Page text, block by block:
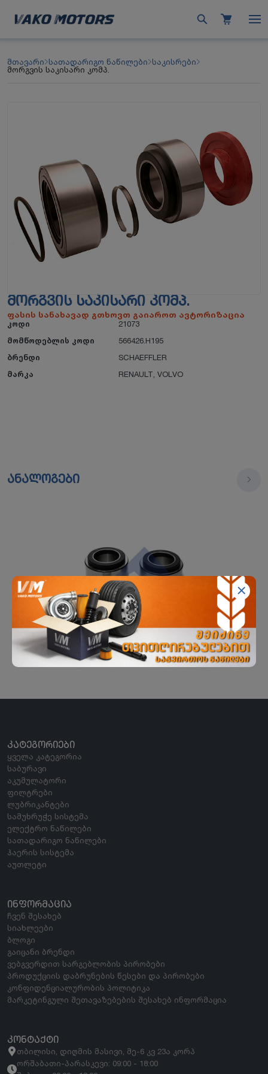
მთავარი სათადარიგო ნაწილები საკისრები
მორგვის საკისარი კომპ.
ᲛᲝᲠᲒᲕᲘᲡ ᲡᲐᲙᲘᲡᲐᲠᲘ ᲙᲝᲛᲞ.
ფასის სანახავად გთხოვთ გაიაროთ ავტორიზაცია
კოდი
21073
მომწოდებლის კოდი
566426.H195
ბრენდი
SCHAEFFLER
მარკა
RENAULT VOLVO
ანალოგები
მორგვის საკისარი კომპ.
SAMPA
ᲙᲐᲢᲔᲒᲝᲠᲘᲔᲑᲘ
ყველა კატეგორია
საბურავი
აკუმულატორი
ფილტრები
ლუბრიკანტები
სამუხრუჭე სისტემა
ელექტრო ნაწილები
სათადარიგო ნაწილები
ჰაერის სისტემა
აუთლეტი
ᲘᲜᲤᲝᲠᲛᲐᲪᲘᲐ
ჩვენ შესახებ
სიახლეები
ბლოგი
გაიცანი ბრენდი
ვებგვერდით სარგებლობის პირობები
პროდუქციის დაბრუნების წესები და პირობები
კონფიდენციალურობის პოლიტიკა
მარკეტინგული შეთავაზებების შესახებ ინფორმაცია
ᲙᲝᲜᲢᲐᲥᲢᲘ
თბილისი, დიღმის მასივი, მე-6 კვ 23ა კორპ
ორშაბათი-პარასკევი: 09:00 - 18:00